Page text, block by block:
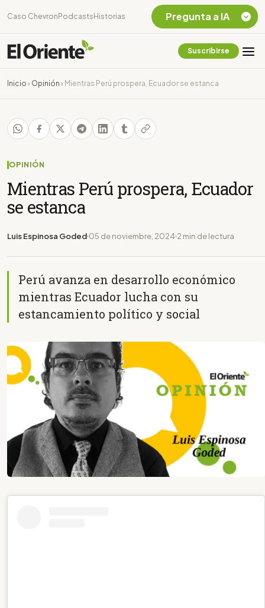
Caso Chevron Podcasts Historias
Suscribirse
Inicio › Opinión › Mientras Perú prospera, Ecuador se estanca
OPINIÓN
Mientras Perú prospera, Ecuador
se estanca
Luis Espinosa Goded 05 de noviembre, 2024 2 min de lectura
Perú avanza en desarrollo económico
mientras Ecuador lucha con su
estancamiento político y social
Pregunta a IA
Chevron Ecuador